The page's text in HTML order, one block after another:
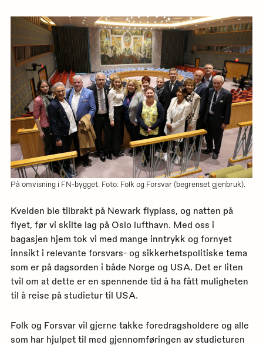
På omvisning i FN-bygget. Foto: Folk og Forsvar (begrenset gjenbruk).
Kvelden ble tilbrakt på Newark flyplass, og natten på
flyet, før vi skilte lag på Oslo lufthavn. Med oss i
bagasjen hjem tok vi med mange inntrykk og fornyet
innsikt i relevante forsvars- og sikkerhetspolitiske tema
som er på dagsorden i både Norge og USA. Det er liten
tvil om at dette er en spennende tid å ha fått muligheten
til å reise på studietur til USA.
Folk og Forsvar vil gjerne takke foredragsholdere og alle
som har hjulpet til med gjennomføringen av studieturen